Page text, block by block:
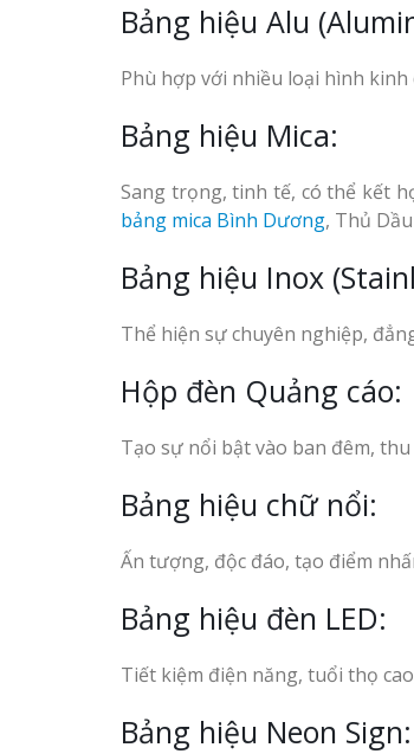
Bảng hiệu Alu
Phù hợp với nhiều loại hình kinh
Bảng hiệu Mica:
Sang trọng, tinh tế, có thể kết
bảng mica Bình Dương, Thủ
Bảng hiệu Inox
Thể hiện sự chuyên nghiệp,
Hộp đèn Quảng cáo:
Tạo sự nổi bật vào ban đêm,
Bảng hiệu chữ nổi:
Ấn tượng, độc đáo, tạo điểm
Bảng hiệu đèn LED:
Tiết kiệm điện năng, tuổi thọ
Bảng hiệu Neon Sign:
Làm biển gỗ tại Hà
đẹp giá rẻ
Bảng gỗ treo cửa